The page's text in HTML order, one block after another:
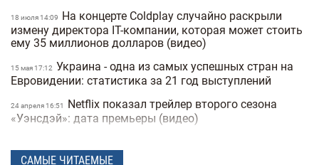
18 июля 14:09
На концерте Coldplay случайно раскрыли
измену директора IT-компании, которая может стоить
ему 35 миллионов долларов (видео)
15 мая 17:12 Украина - одна из самых успешных стран на
Евровидении: статистика за 21 год выступлений
24 апреля 16:51
Netflix показал трейлер второго сезона
«Уэнсдэй»: дата премьеры (видео)
из самых популярных на Netflix (трейлер)
САМЫЕ ЧИТАЕМЫЕ